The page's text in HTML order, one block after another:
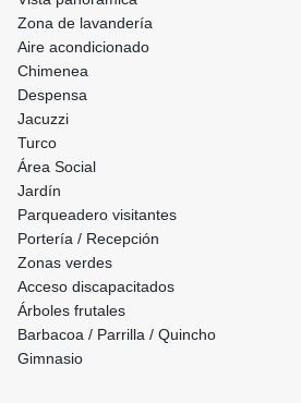
Zona de lavandería
Aire acondicionado
Chimenea
Despensa
Jacuzzi
Turco
Área Social
Jardín
Parqueadero visitantes
Portería / Recepción
Zonas verdes
Acceso discapacitados
Árboles frutales
Barbacoa / Parrilla / Quincho
Gimnasio